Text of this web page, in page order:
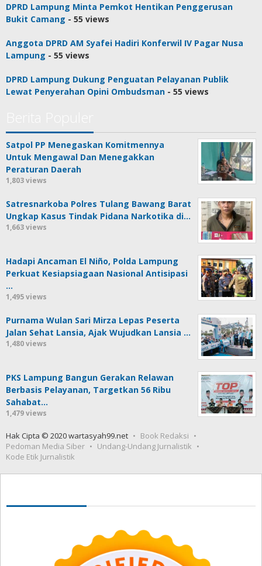
DPRD Lampung Minta Pemkot Hentikan Penggerusan
Bukit Camang - 55 views
Anggota DPRD AM Syafei Hadiri Konferwil IV Pagar Nusa
Lampung - 55 views
DPRD Lampung Dukung Penguatan Pelayanan Publik
Lewat Penyerahan Opini Ombudsman - 55 views
Satpol PP Menegaskan Komitmennya
Untuk Mengawal Dan Menegakkan
Peraturan Daerah
1,803 views
Satresnarkoba Polres Tulang Bawang Barat
Ungkap Kasus Tindak Pidana Narkotika di…
1,663 views
Hadapi Ancaman El Niño, Polda Lampung
Perkuat Kesiapsiagaan Nasional Antisipasi
…
1,495 views
Purnama Wulan Sari Mirza Lepas Peserta
Jalan Sehat Lansia, Ajak Wujudkan Lansia …
1,480 views
PKS Lampung Bangun Gerakan Relawan
Berbasis Pelayanan, Targetkan 56 Ribu
Sahabat…
1,479 views
Hak Cipta © 2020 wartasyah99.net
Book Redaksi
Pedoman Media Siber
Undang-Undang Jurnalistik
Kode Etik Jurnalistik